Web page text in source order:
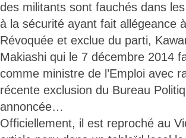
des militants sont fauchés dans
à la sécurité ayant fait allégeance
Révoquée et exclue du parti,
Makiashi qui le 7 décembre 2014
comme ministre de l’Emploi avec
récente exclusion du Bureau
annoncée…
Officiellement, il est reproché au